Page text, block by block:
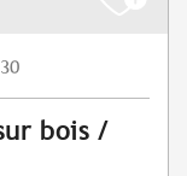
bois /